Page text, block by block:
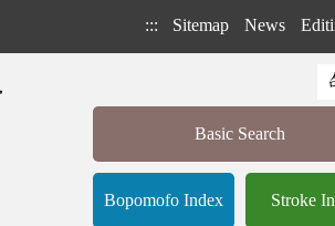
::: Sitemap News
Basic Search
Bopomofo Index Stroke